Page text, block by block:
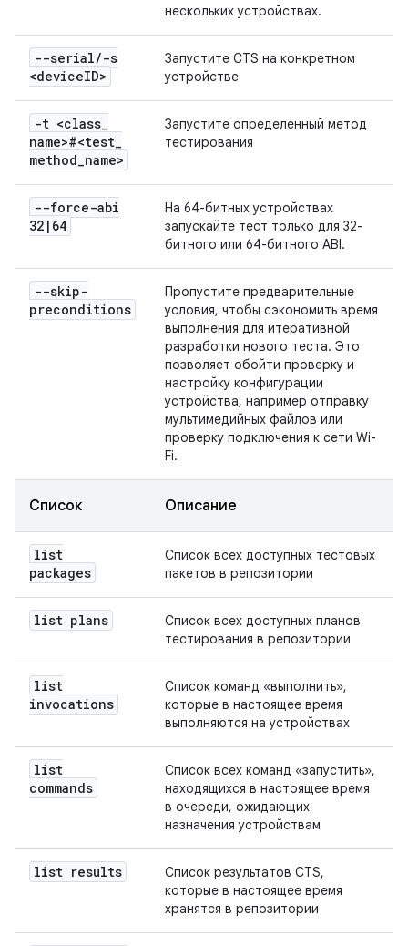
нескольких устройствах.
--serial/-s
<deviceID>
Запустите CTS на конкретном
устройстве
-t <class_
name>#<test_
method_name>
Запустите определенный метод
тестирования
--force-abi
32 | 64
На 64-битных устройствах
запускайте тест только для 32-
битного или 64-битного ABI.
--skip-
preconditions
Пропустите предварительные
условия, чтобы сэкономить время
выполнения для итеративной
разработки нового теста. Это
позволяет обойти проверку и
настройку конфигурации
устройства, например отправку
мультимедийных файлов или
проверку подключения к сети Wi-
Fi.
Список Описание
list
packages
Список всех доступных тестовых
пакетов в репозитории
list plans
Список всех доступных планов
тестирования в репозитории
list
invocations
Список команд «выполнить»,
которые в настоящее время
выполняются на устройствах
list
commands
Список всех команд «запустить»,
находящихся в настоящее время
в очереди, ожидающих
назначения устройствам
list results
Список результатов CTS,
которые в настоящее время
хранятся в репозитории